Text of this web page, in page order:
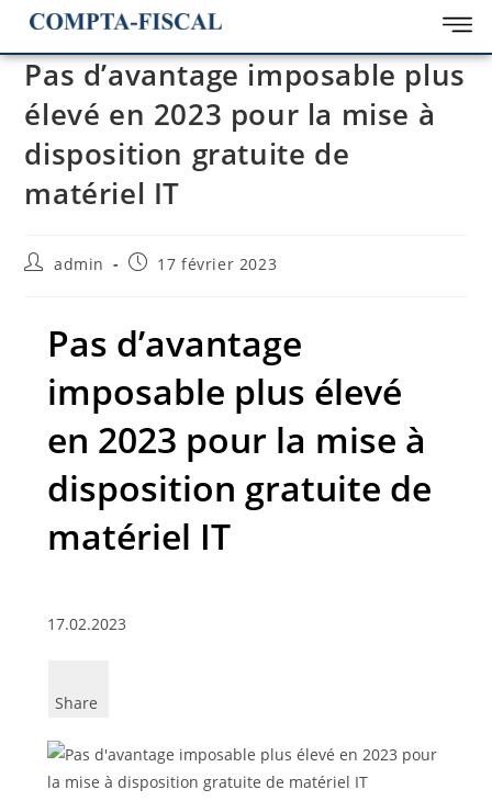
Pas d’avantage imposable plus
élevé en 2023 pour la mise à
disposition gratuite de
matériel IT
admin 17 février 2023
Pas d’avantage
imposable plus élevé
en 2023 pour la mise à
disposition gratuite de
matériel IT
17.02.2023
Share